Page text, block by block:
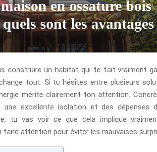
en ossature bois
sont les avantages
construire un habitat qui te fait vraiment
tout. Si tu hésites entre plusieurs
mérite clairement ton attention.
excellente isolation et des dépenses
tu vas voir ce que cela implique
attention pour éviter les mauvaises